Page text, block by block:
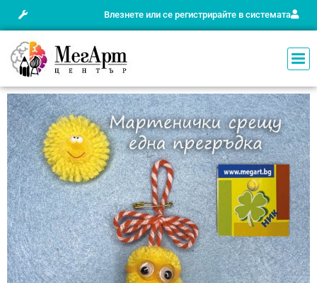
Влезнете или се регистрирайте в системата